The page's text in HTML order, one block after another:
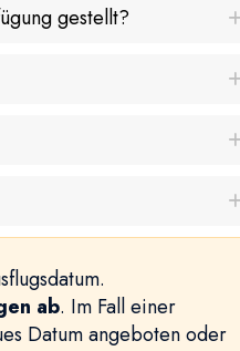
gestellt?
ab. Im Fall einer
Datum angeboten oder